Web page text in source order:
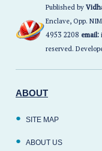
Published by
Enclave, Opp.
4953 2208 email:
reserved.
ABOUT
SITE MAP
ABOUT US